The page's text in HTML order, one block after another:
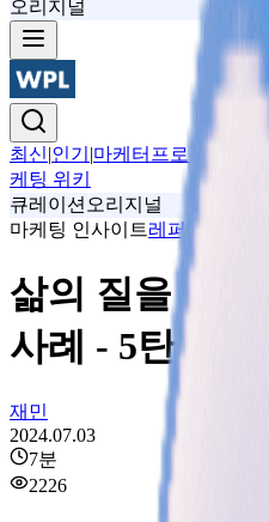
오리지널
최신|인기 |마케터프로필
케팅 위키
큐레이션 오리지널
마케팅 인사이트레퍼런스 디
삶의 질을 높
사례 - 5탄
재민
2024.07.03
7분
2226